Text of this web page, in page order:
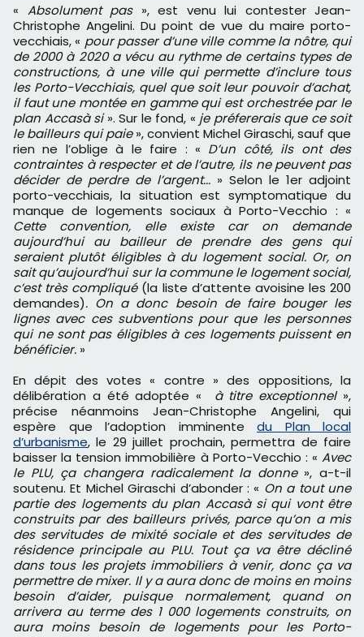
« Absolument pas», est venu lui contester Jean-
Christophe Angelini. Du point de vue du maire porto-
vecchiais, « pour passer d’une ville comme la nôtre, qui
de 2000 à 2020 a vécu au rythme de certains types de
constructions, à une ville qui permette d’inclure tous
les Porto-Vecchiais, quel que soit leur pouvoir d’achat,
il faut une montée en gamme qui est orchestrée par le
plan Accasà si». Sur le fond, « je préfererais que ce soit
le bailleurs qui paie», convient Michel Giraschi, sauf que
rien ne l’oblige à le faire : « D’un côté, ils ont des
contraintes à respecter et de l’autre, ils ne peuvent pas
décider de perdre de l’argent... » Selon le 1er adjoint
porto-vecchiais, la situation est symptomatique du
manque de logements sociaux à Porto-Vecchio : «
Cette convention, elle existe car on demande
aujourd’hui au bailleur de prendre des gens qui
seraient plutôt éligibles à du logement social. Or, on
sait qu’aujourd’hui sur la commune le logement social,
c’est très compliqué (la liste d’attente avoisine les 200
demandes). On a donc besoin de faire bouger les
lignes avec ces subventions pour que les personnes
qui ne sont pas éligibles à ces logements puissent en
bénéficier. »
En dépit des votes « contre » des oppositions, la
délibération a été adoptée « à titre exceptionnel»,
précise néanmoins Jean-Christophe Angelini, qui
espère que l’adoption imminente du Plan local
d’urbanisme, le 29 juillet prochain, permettra de faire
baisser la tension immobilière à Porto-Vecchio : « Avec
le PLU, ça changera radicalement la donne», a-t-il
soutenu. Et Michel Giraschi d’abonder : « On a tout une
partie des logements du plan Accasà si qui vont être
construits par des bailleurs privés, parce qu’on a mis
des servitudes de mixité sociale et des servitudes de
résidence principale au PLU. Tout ça va être décliné
dans tous les projets immobiliers à venir, donc ça va
permettre de mixer. Il y a aura donc de moins en moins
besoin d’aider, puisque normalement, quand on
arrivera au terme des 1 000 logements construits, on
aura moins besoin de logements pour les Porto-